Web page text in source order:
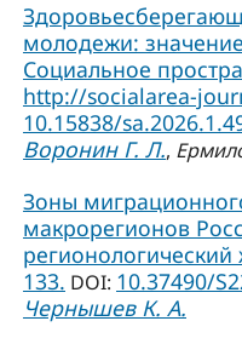
молодежи:
Социальное
http://socialarea-
10.15838/
Воронин Г. Л.,
Зоны
макрорегионов
133. DOI: 10.37490/
Чернышев К. А.